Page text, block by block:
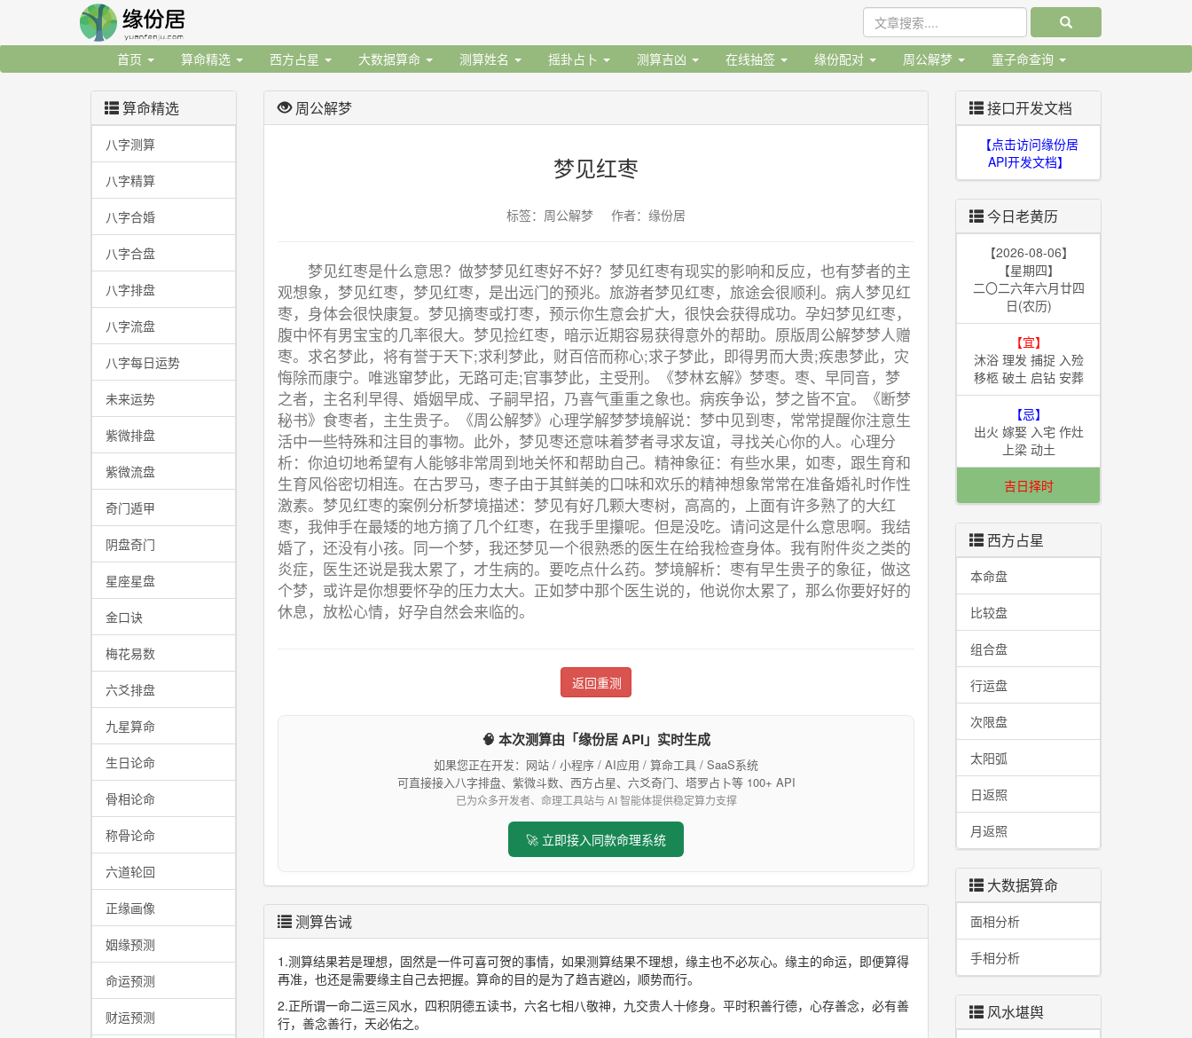
首页 算命精选 西方占星 大数据算命 测算姓名 摇卦占卜 测算吉凶 在线抽签 缘份配对 周公解梦 童子命查询
算命精选
八字测算
八字精算
八字合婚
八字合盘
八字排盘
八字流盘
八字每日运势
未来运势
紫微排盘
紫微流盘
奇门遁甲
阴盘奇门
星座星盘
金口诀
梅花易数
六爻排盘
九星算命
生日论命
骨相论命
称骨论命
六道轮回
正缘画像
姻缘预测
命运预测
财运预测
周公解梦
梦见红枣
标签：周公解梦 作者：缘份居
梦见红枣是什么意思？做梦梦见红枣好不好？梦见红枣有现实的影响和反应，也有梦者的主
观想象，梦见红枣，梦见红枣，是出远门的预兆。旅游者梦见红枣，旅途会很顺利。病人梦见红
枣，身体会很快康复。梦见摘枣或打枣，预示你生意会扩大，很快会获得成功。孕妇梦见红枣，
腹中怀有男宝宝的几率很大。梦见捡红枣，暗示近期容易获得意外的帮助。原版周公解梦梦人赠
枣。求名梦此，将有誉于天下;求利梦此，财百倍而称心;求子梦此，即得男而大贵;疾患梦此，灾
悔除而康宁。唯逃窜梦此，无路可走;官事梦此，主受刑。《梦林玄解》梦枣。枣、早同音，梦
之者，主名利早得、婚姻早成、子嗣早招，乃喜气重重之象也。病疾争讼，梦之皆不宜。《断梦
秘书》食枣者，主生贵子。《周公解梦》心理学解梦梦境解说：梦中见到枣，常常提醒你注意生
活中一些特殊和注目的事物。此外，梦见枣还意味着梦者寻求友谊，寻找关心你的人。心理分
析：你迫切地希望有人能够非常周到地关怀和帮助自己。精神象征：有些水果，如枣，跟生育和
生育风俗密切相连。在古罗马，枣子由于其鲜美的口味和欢乐的精神想象常常在准备婚礼时作性
激素。梦见红枣的案例分析梦境描述：梦见有好几颗大枣树，高高的，上面有许多熟了的大红
枣，我伸手在最矮的地方摘了几个红枣，在我手里攥呢。但是没吃。请问这是什么意思啊。我结
婚了，还没有小孩。同一个梦，我还梦见一个很熟悉的医生在给我检查身体。我有附件炎之类的
炎症，医生还说是我太累了，才生病的。要吃点什么药。梦境解析：枣有早生贵子的象征，做这
个梦，或许是你想要怀孕的压力太大。正如梦中那个医生说的，他说你太累了，那么你要好好的
休息，放松心情，好孕自然会来临的。
返回重测
🧠 本次测算由「缘份居 API」实时生成
如果您正在开发：网站 / 小程序 / AI应用 / 算命工具 / SaaS系统
可直接接入八字排盘、紫微斗数、西方占星、六爻奇门、塔罗占卜等 100+ API
已为众多开发者、命理工具站与 AI 智能体提供稳定算力支撑
🚀 立即接入同款命理系统
测算告诫
1.测算结果若是理想，固然是一件可喜可贺的事情，如果测算结果不理想，缘主也不必灰心。缘主的命运，即便算得
再准，也还是需要缘主自己去把握。算命的目的是为了趋吉避凶，顺势而行。
2.正所谓一命二运三风水，四积阴德五读书，六名七相八敬神，九交贵人十修身。平时积善行德，心存善念，必有善
行，善念善行，天必佑之。
接口开发文档
【点击访问缘份居
API开发文档】
今日老黄历
【2026-08-06】
【星期四】
二〇二六年六月廿四
日(农历)
【宜】
沐浴 理发 捕捉 入殓
移柩 破土 启钻 安葬
【忌】
出火 嫁娶 入宅 作灶
上梁 动土
吉日择时
西方占星
本命盘
比较盘
组合盘
行运盘
次限盘
太阳弧
日返照
月返照
大数据算命
面相分析
手相分析
风水堪舆